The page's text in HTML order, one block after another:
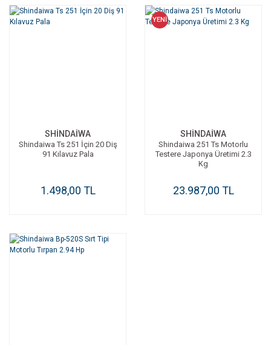
SHİNDAİWA
Shindaiwa Ts 251 İçin 20 Diş
91 Kılavuz Pala
1.498,00 TL
YENİ
SHİNDAİWA
Shindaiwa 251 Ts Motorlu
Testere Japonya Üretimi 2.3
Kg
23.987,00 TL